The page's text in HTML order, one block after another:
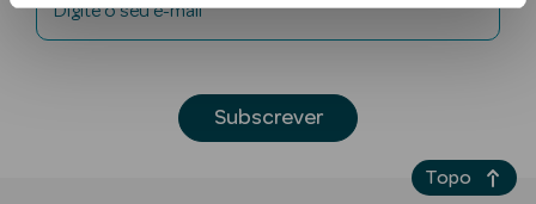
Digite o seu e-mail
Subscrever
Topo